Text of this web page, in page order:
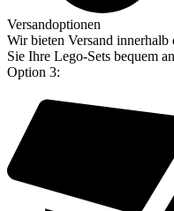
Versandoptionen
Wir bieten Versand innerhalb
Sie Ihre Lego-Sets bequem
Option 3: